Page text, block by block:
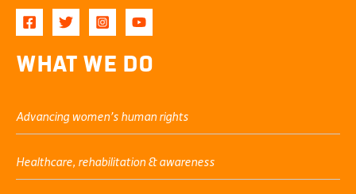
What We Do
Advancing women’s human rights
Healthcare, rehabilitation & awareness